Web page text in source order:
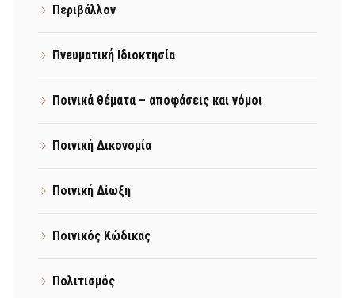
Περιβάλλον
Πνευματική Ιδιοκτησία
Ποινικά θέματα – αποφάσεις και νόμοι
Ποινική Δικονομία
Ποινική Δίωξη
Ποινικός Κώδικας
Πολιτισμός